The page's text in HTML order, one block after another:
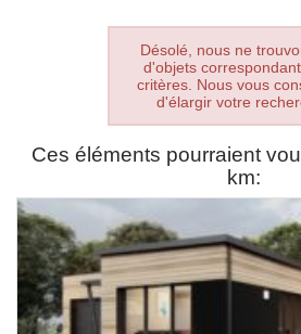
Désolé, nous ne
d'objets
critères. Nous vous
d'élargir votre
Ces éléments pourraient
km: